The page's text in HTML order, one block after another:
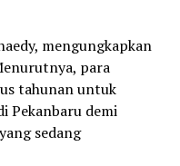
mengungkapkan
para
tahunan untuk
Pekanbaru demi
sedang